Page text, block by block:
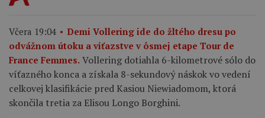
Včera 19:04
Demi Vollering ide do žltého dresu po
odvážnom útoku a víťazstve v ôsmej etape Tour de
France Femmes. Vollering dotiahla 6-kilometrové sólo do
víťazného konca a získala 8-sekundový náskok vo vedení
celkovej klasifikácie pred Kasiou Niewiadomom, ktorá
skončila tretia za Elisou Longo Borghini.